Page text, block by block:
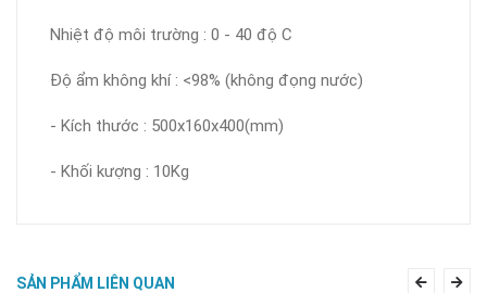
Nhiệt độ môi trường : 0 - 40 độ C
Độ ẩm không khí : <98% (không đọng nước)
- Kích thước : 500x160x400(mm)
- Khối kượng : 10Kg
SẢN PHẨM LIÊN QUAN Previous